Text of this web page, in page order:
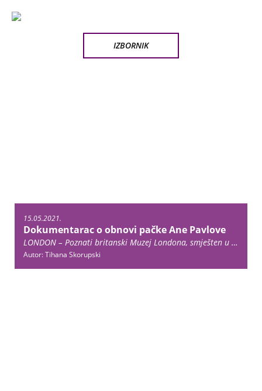
IZBORNIK
15.05.2021.
Dokumentarac o obnovi pačke Ane Pavlove
LONDON – Poznati britanski Muzej Londona, smješten u istoimenom gradu, objavio je snimke na kojima gledatelji mogu vidjeti na koji se način restaurirala baletna haljina ruske primabalerine Ane Pavlove, koju je nosila plešući umirućeg labuda iz Labuđeg jezera. Pavlova je bila … Continue reading →
Autor: Tihana Skorupski